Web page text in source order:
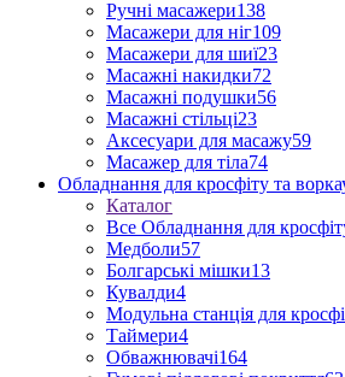
Ручні масажери138
Масажери для ніг109
Масажери для шиї23
Масажні накидки72
Масажні подушки56
Масажні стільці23
Аксесуари для масажу59
Масажер для тіла74
Обладнання для кросфіту та
Каталог
Все Обладнання для
Медболи57
Болгарські мішки13
Кувалди4
Модульна станція для
Таймери4
Обважнювачі164